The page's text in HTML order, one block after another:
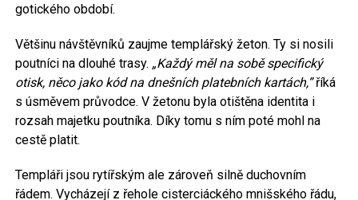
gotického období.
Většinu návštěvníků zaujme templářský žeton. Ty si nosili
poutníci na dlouhé trasy. „Každý měl na sobě specifický
otisk, něco jako kód na dnešních platebních kartách,”říká
s úsměvem průvodce. V žetonu byla otištěna identita i
rozsah majetku poutníka. Díky tomu s ním poté mohl na
cestě platit.
Templáři jsou rytířským ale zároveň silně duchovním
řádem. Vycházejí z řehole cisterciáckého mnišského řádu,